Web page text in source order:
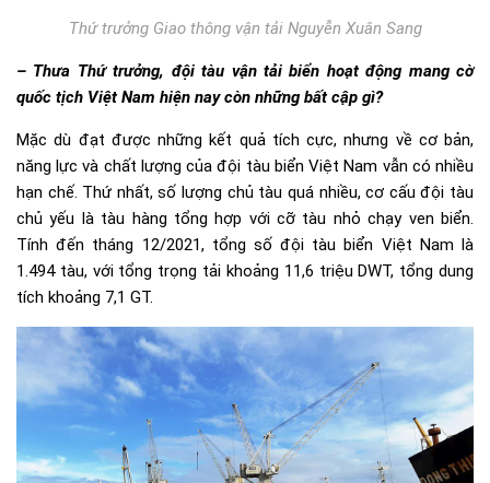
Thứ trưởng Giao thông vận tải Nguyễn Xuân Sang
– Thưa Thứ trưởng, đội tàu vận tải biển hoạt động mang cờ
quốc tịch Việt Nam hiện nay còn những bất cập gì?
Mặc dù đạt được những kết quả tích cực, nhưng về cơ bản,
năng lực và chất lượng của đội tàu biển Việt Nam vẫn có nhiều
hạn chế. Thứ nhất, số lượng chủ tàu quá nhiều, cơ cấu đội tàu
chủ yếu là tàu hàng tổng hợp với cỡ tàu nhỏ chạy ven biển.
Tính đến tháng 12/2021, tổng số đội tàu biển Việt Nam là
1.494 tàu, với tổng trọng tải khoảng 11,6 triệu DWT, tổng dung
tích khoảng 7,1 GT.